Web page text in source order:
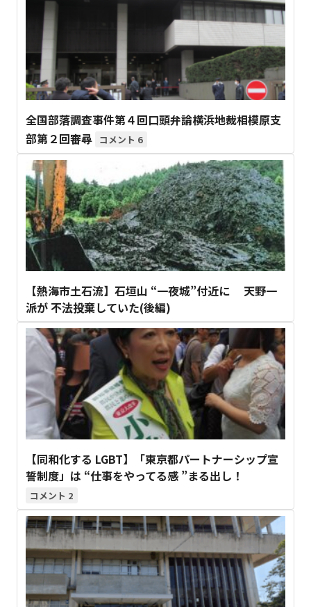
全国部落調査事件第４回口頭弁論横浜地裁相模原支
部第２回審尋
6
【熱海市土石流】石垣山 “一夜城”付近に 天野一
派が 不法投棄していた(後編)
【同和化する LGBT】「東京都パートナーシップ宣
誓制度」は “仕事をやってる感 ”まる出し！
2